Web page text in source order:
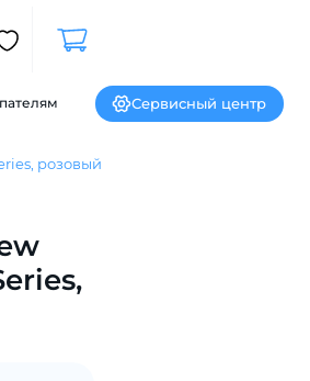
Сервисный центр
розовый